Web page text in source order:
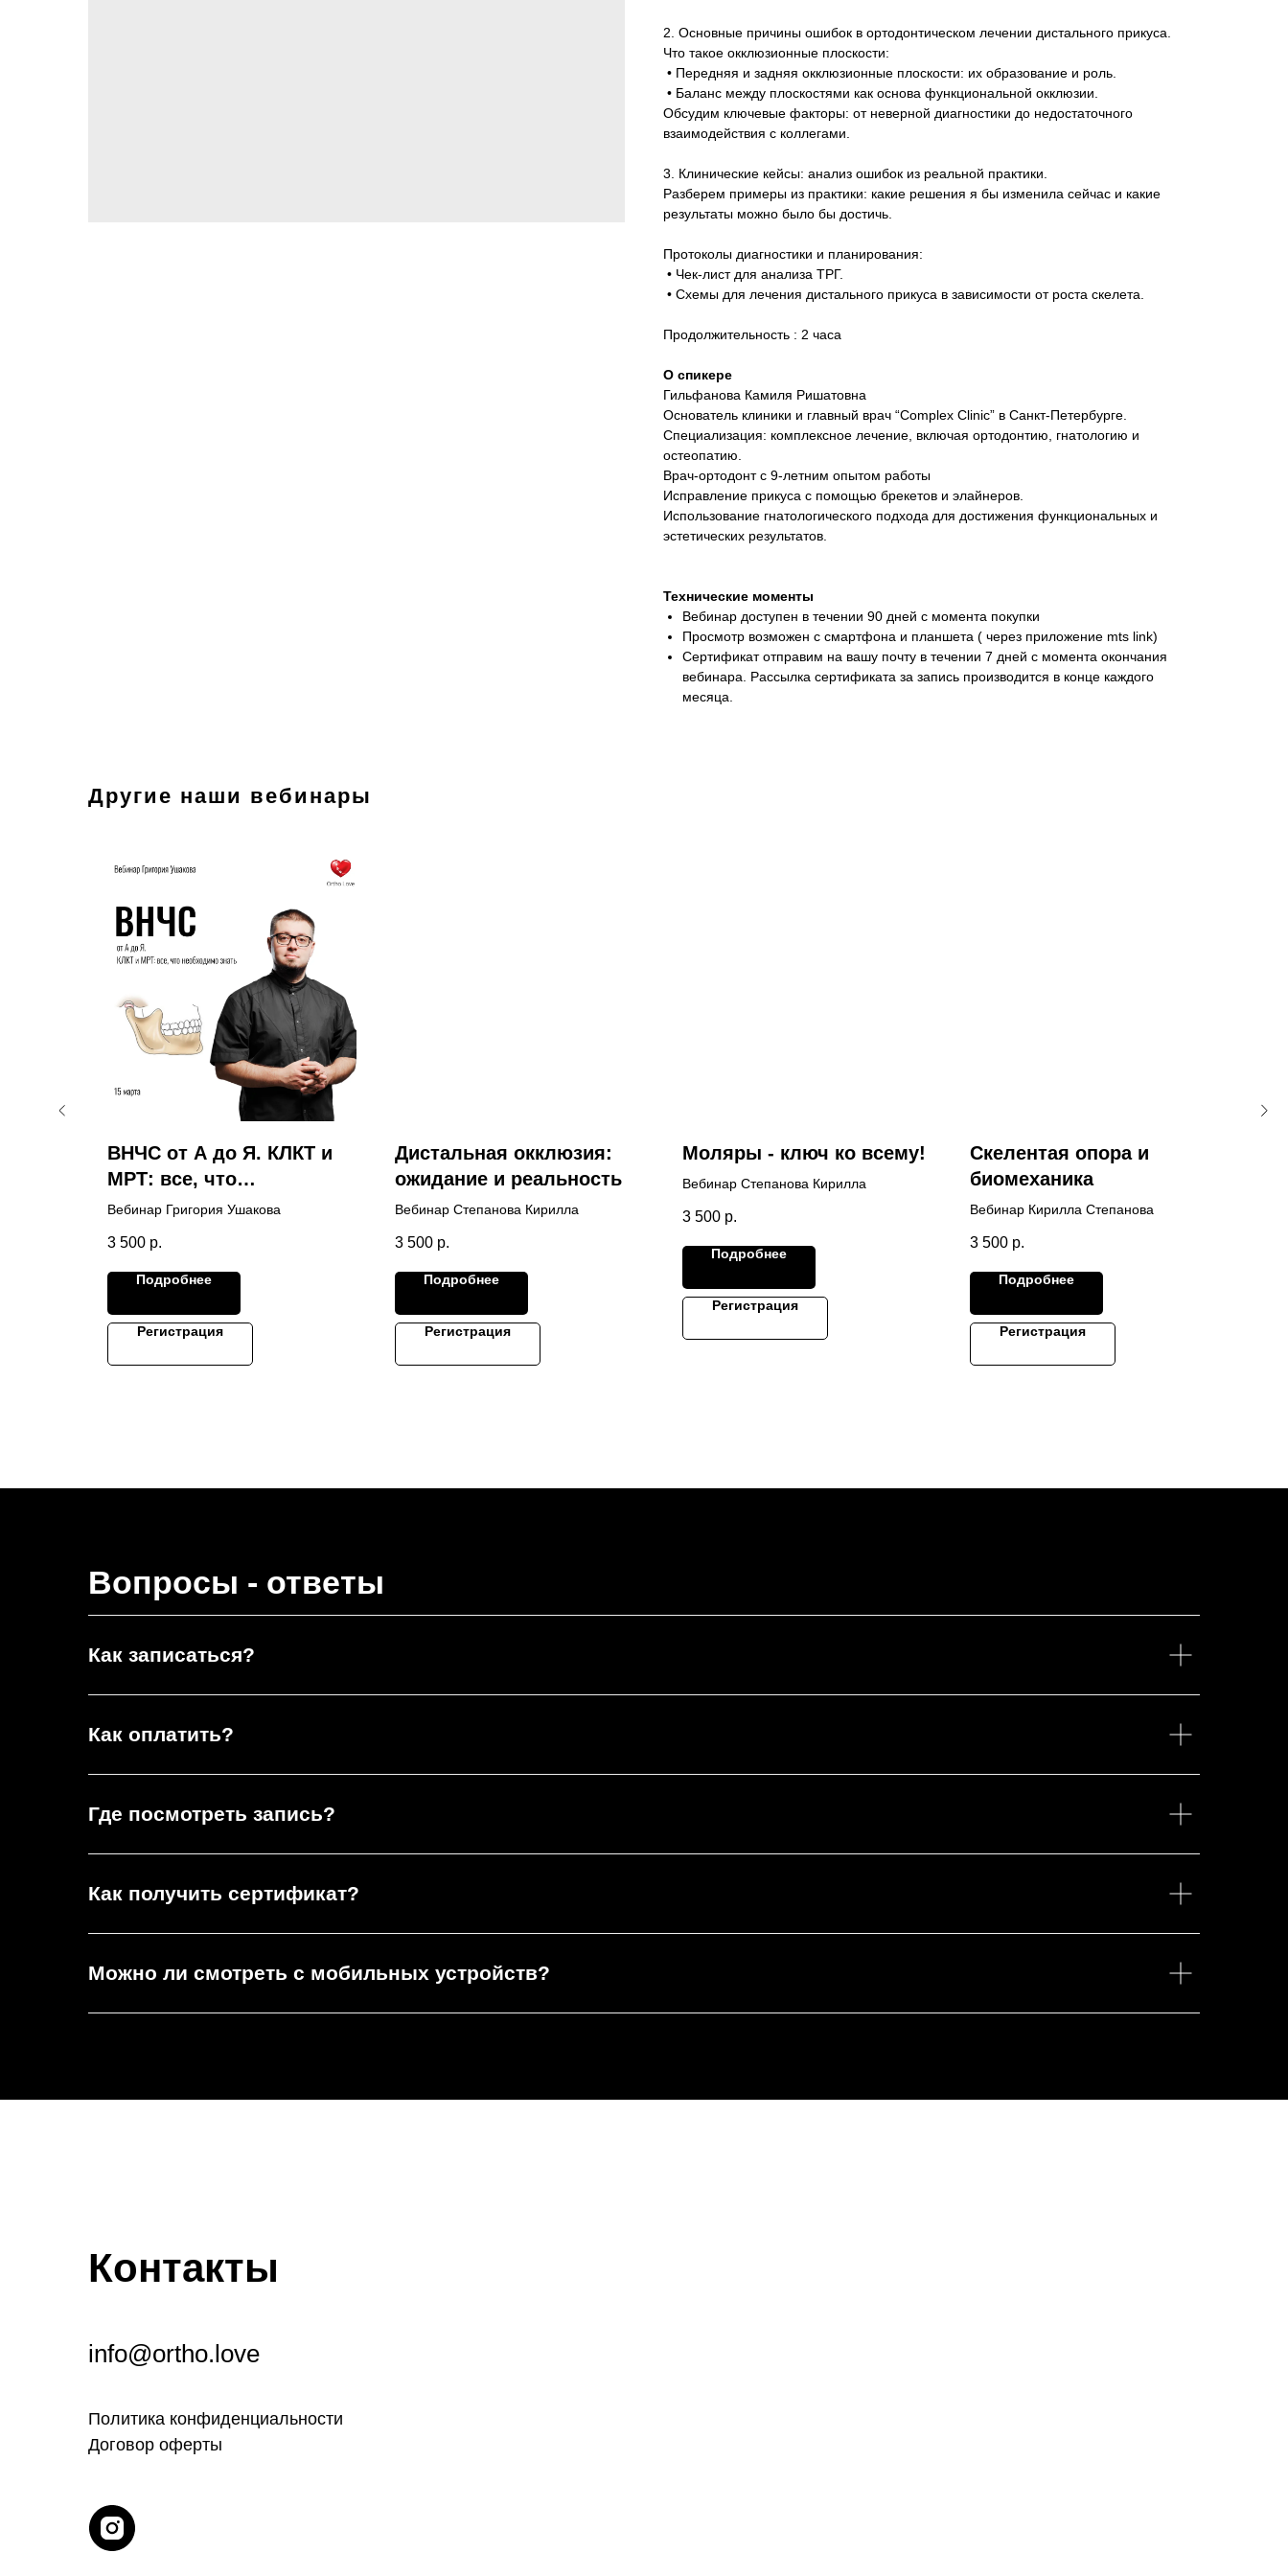
2. Основные причины ошибок в ортодонтическом лечении дистального прикуса.
Что такое окклюзионные плоскости:
• Передняя и задняя окклюзионные плоскости: их образование и роль.
• Баланс между плоскостями как основа функциональной окклюзии.
Обсудим ключевые факторы: от неверной диагностики до недостаточного
взаимодействия с коллегами.
3. Клинические кейсы: анализ ошибок из реальной практики.
Разберем примеры из практики: какие решения я бы изменила сейчас и какие
результаты можно было бы достичь.
Протоколы диагностики и планирования:
• Чек-лист для анализа ТРГ.
• Схемы для лечения дистального прикуса в зависимости от роста скелета.
Продолжительность : 2 часа
О спикере
Гильфанова Камиля Ришатовна
Основатель клиники и главный врач “Complex Clinic” в Санкт-Петербурге.
Специализация: комплексное лечение, включая ортодонтию, гнатологию и
остеопатию.
Врач-ортодонт с 9-летним опытом работы
Исправление прикуса с помощью брекетов и элайнеров.
Использование гнатологического подхода для достижения функциональных и
эстетических результатов.
Технические моменты
Вебинар доступен в течении 90 дней с момента покупки
Просмотр возможен с смартфона и планшета ( через приложение mts link)
Сертификат отправим на вашу почту в течении 7 дней с момента окончания
вебинара. Рассылка сертификата за запись производится в конце каждого
месяца.
Другие наши вебинары
ВНЧС от А до Я. КЛКТ и
МРТ: все, что
необходимо знать
Вебинар Григория Ушакова
3 500 р.
Подробнее
Регистрация
Дистальная окклюзия:
ожидание и реальность
Вебинар Степанова Кирилла
3 500 р.
Подробнее
Регистрация
Моляры - ключ ко всему!
Вебинар Степанова Кирилла
3 500 р.
Подробнее
Регистрация
Скелентая опора и
биомеханика
Вебинар Кирилла Степанова
3 500 р.
Подробнее
Регистрация
Вопросы - ответы
Как записаться?
Как оплатить?
Где посмотреть запись?
Как получить сертификат?
Можно ли смотреть с мобильных устройств?
Контакты
info@ortho.love
Политика конфиденциальности
Договор оферты